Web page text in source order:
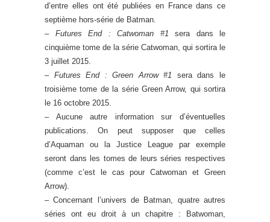
d’entre elles ont été publiées en France dans ce
septième hors-série de Batman.
– Futures End : Catwoman #1 sera dans le
cinquième tome de la série Catwoman, qui sortira le
3 juillet 2015.
– Futures End : Green Arrow #1 sera dans le
troisième tome de la série Green Arrow, qui sortira
le 16 octobre 2015.
– Aucune autre information sur d’éventuelles
publications. On peut supposer que celles
d’Aquaman ou la Justice League par exemple
seront dans les tomes de leurs séries respectives
(comme c’est le cas pour Catwoman et Green
Arrow).
– Concernant l’univers de Batman, quatre autres
séries ont eu droit à un chapitre : Batwoman,